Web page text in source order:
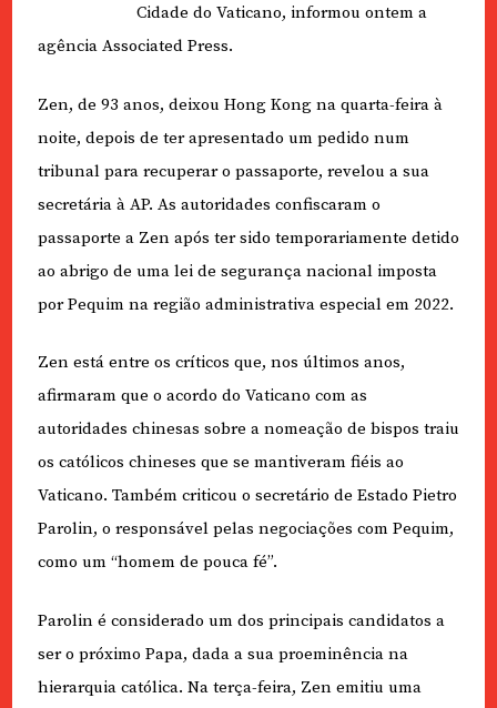
Cidade do Vaticano, informou ontem a
agência Associated Press.
Zen, de 93 anos, deixou Hong Kong na quarta-feira à
noite, depois de ter apresentado um pedido num
tribunal para recuperar o passaporte, revelou a sua
secretária à AP. As autoridades confiscaram o
passaporte a Zen após ter sido temporariamente detido
ao abrigo de uma lei de segurança nacional imposta
por Pequim na região administrativa especial em 2022.
Zen está entre os críticos que, nos últimos anos,
afirmaram que o acordo do Vaticano com as
autoridades chinesas sobre a nomeação de bispos traiu
os católicos chineses que se mantiveram fiéis ao
Vaticano. Também criticou o secretário de Estado Pietro
Parolin, o responsável pelas negociações com Pequim,
como um “homem de pouca fé”.
Parolin é considerado um dos principais candidatos a
ser o próximo Papa, dada a sua proeminência na
hierarquia católica. Na terça-feira, Zen emitiu uma